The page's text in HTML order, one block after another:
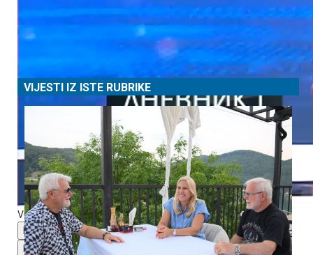
Video Player is loading.
Play Video
Play
VIJESTI IZ ISTE RUBRIKE